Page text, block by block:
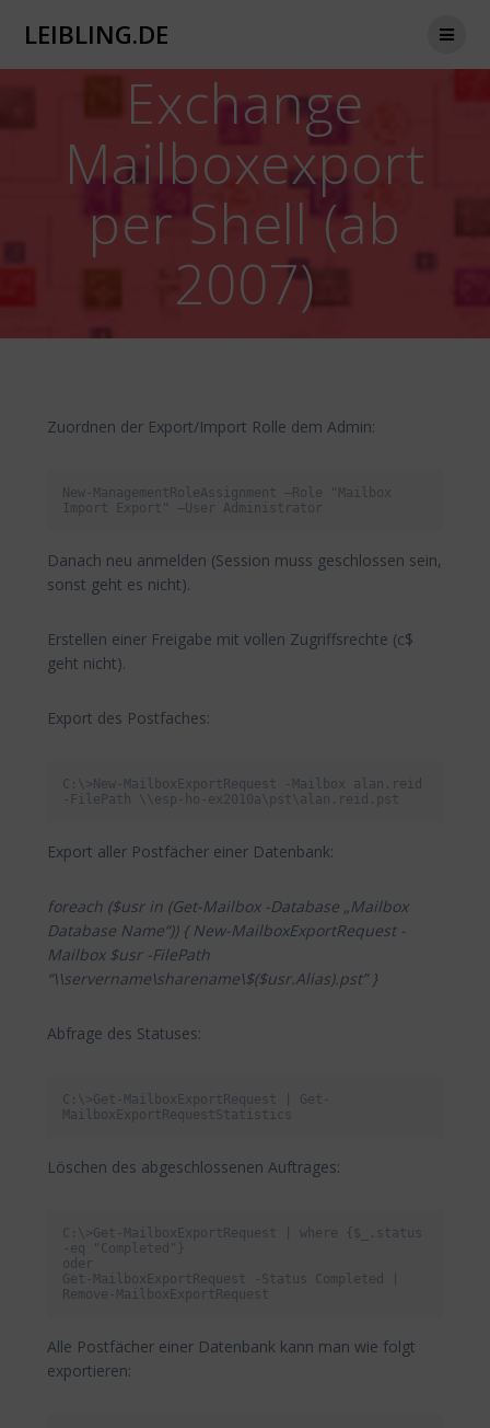
LEIBLING.DE
Exchange
Mailboxexport
per Shell (ab
2007)
Zuordnen der Export/Import Rolle dem Admin:
New-ManagementRoleAssignment –Role "Mailbox
Import Export" –User Administrator
Danach neu anmelden (Session muss geschlossen sein,
sonst geht es nicht).
Erstellen einer Freigabe mit vollen Zugriffsrechte (c$
geht nicht).
Export des Postfaches:
C:\>New-MailboxExportRequest -Mailbox alan.reid
-FilePath \\esp-ho-ex2010a\pst\alan.reid.pst
Export aller Postfächer einer Datenbank:
foreach ($usr in (Get-Mailbox -Database „Mailbox
Database Name“)) { New-MailboxExportRequest -
Mailbox $usr -FilePath
“\\servername\sharename\$($usr.Alias).pst” }
Abfrage des Statuses:
C:\>Get-MailboxExportRequest | Get-
MailboxExportRequestStatistics
Löschen des abgeschlossenen Auftrages:
C:\>Get-MailboxExportRequest | where {$_.status
-eq "Completed"}
oder
Get-MailboxExportRequest -Status Completed |
Remove-MailboxExportRequest
Alle Postfächer einer Datenbank kann man wie folgt
exportieren: